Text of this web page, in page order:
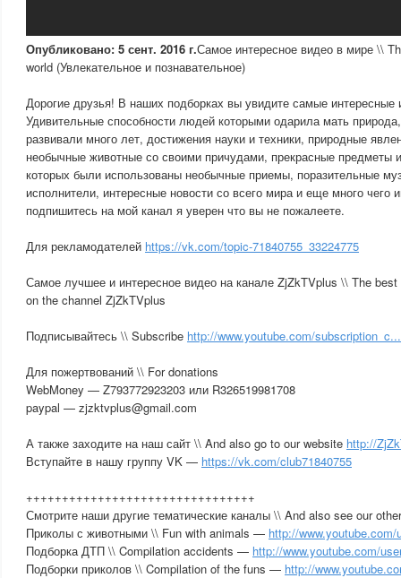
Опубликовано: 5 сент. 2016 г.Самое интересное видео в мире \\
world (Увлекательное и познавательное)
Дорогие друзья! В наших подборках вы увидите самые интересные
Удивительные способности людей которыми одарила мать
развивали много лет, достижения науки и техники, природные
необычные животные со своими причудами, прекрасные предметы
которых были использованы необычные приемы, поразительные
исполнители, интересные новости со всего мира и еще много чего
подпишитесь на мой канал я уверен что вы не пожалеете.
Для рекламодателей https://vk.com/topic-71840755_33224775
Самое лучшее и интересное видео на канале ZjZkTVplus \\ The
on the channel ZjZkTVplus
Подписывайтесь \\ Subscribe http://www.youtube.com/subscription_c...
Для пожертвований \\ For donations
WebMoney — Z793772923203 или R326519981708
paypal — zjzktvplus@gmail.com
А также заходите на наш сайт \\ And also go to our website http://
Вступайте в нашу группу VK — https://vk.com/club71840755
++++++++++++++++++++++++++++++++
Смотрите наши другие тематические каналы \\ And also see our
Приколы с животными \\ Fun with animals — http://
Подборка ДТП \\ Compilation accidents — http://www.youtube.com/
Подборки приколов \\ Compilation of the funs — http://